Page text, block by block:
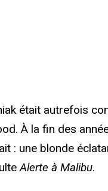
était autrefois
À la fin des
: une blonde
Alerte à Malibu.